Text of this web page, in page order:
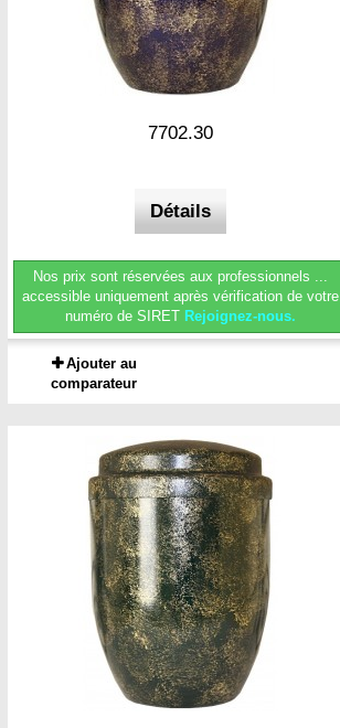
7702.30
Détails
Nos prix sont réservées aux professionnels ...
accessible uniquement après vérification de votre
numéro de SIRET Rejoignez-nous.
Ajouter au
comparateur